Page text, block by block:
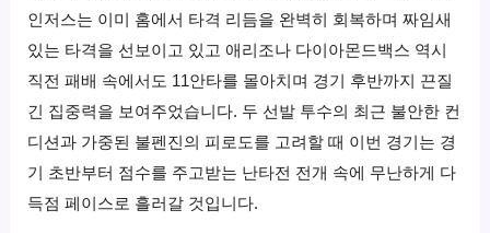
인저스는 이미 홈에서 타격 리듬을 완벽히 회복하며 짜임새
있는 타격을 선보이고 있고 애리조나 다이아몬드백스 역시
직전 패배 속에서도 11안타를 몰아치며 경기 후반까지 끈질
긴 집중력을 보여주었습니다. 두 선발 투수의 최근 불안한 컨
디션과 가중된 불펜진의 피로도를 고려할 때 이번 경기는 경
기 초반부터 점수를 주고받는 난타전 전개 속에 무난하게 다
득점 페이스로 흘러갈 것입니다.